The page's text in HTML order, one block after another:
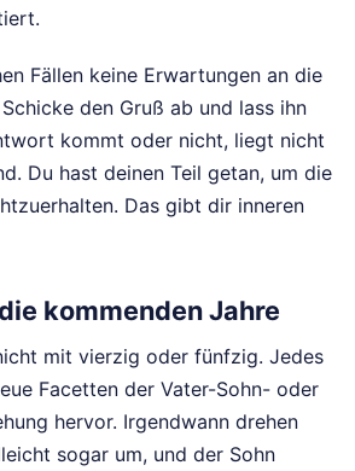
Fällen keine Erwartungen an die
den Gruß ab und lass ihn
kommt oder nicht, liegt nicht
Du hast deinen Teil getan, um die
Das gibt dir inneren
kommenden Jahre
mit vierzig oder fünfzig. Jedes
Facetten der Vater-Sohn- oder
hervor. Irgendwann drehen
sogar um, und der Sohn